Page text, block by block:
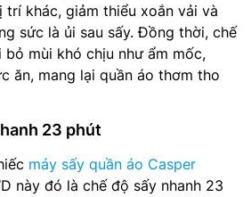
trí khác, giảm thiểu xoắn vải và
sức là ủi sau sấy. Đồng thời, chế
bỏ mùi khó chịu như ẩm mốc,
ăn, mang lại quần áo thơm tho
23 phút
máy sấy quần áo Casper
này đó là chế độ sấy nhanh 23